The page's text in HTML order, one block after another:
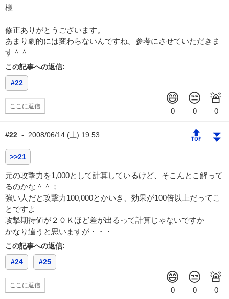
様
修正ありがとうございます。
あまり劇的には変わらないんですね。参考にさせていただきま
す＾＾
この記事への返信:
#22
ここに返信
#22 - 2008/06/14 (土) 19:53 🔝 ⏬
>>21
元の攻撃力を1,000として計算しているけど、そこんとこ解って
るのかな＾＾；
強い人だと攻撃力100,000とかいき、効果が100倍以上だってこ
とですよ
攻撃期待値が２０Ｋほど差が出るって計算じゃないですか
かなり違うと思いますが・・・
この記事への返信:
#24
#25
ここに返信